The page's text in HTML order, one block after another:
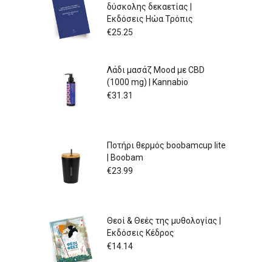
δύσκολης δεκαετίας |
Εκδόσεις Ηώα Τρόπις
€25.25
Λάδι μασάζ Mood με CBD
(1000 mg) | Kannabio
€31.31
Ποτήρι θερμός boobamcup lite
| Boobam
€23.99
Θεοί & Θεές της μυθολογίας |
Εκδόσεις Κέδρος
€14.14